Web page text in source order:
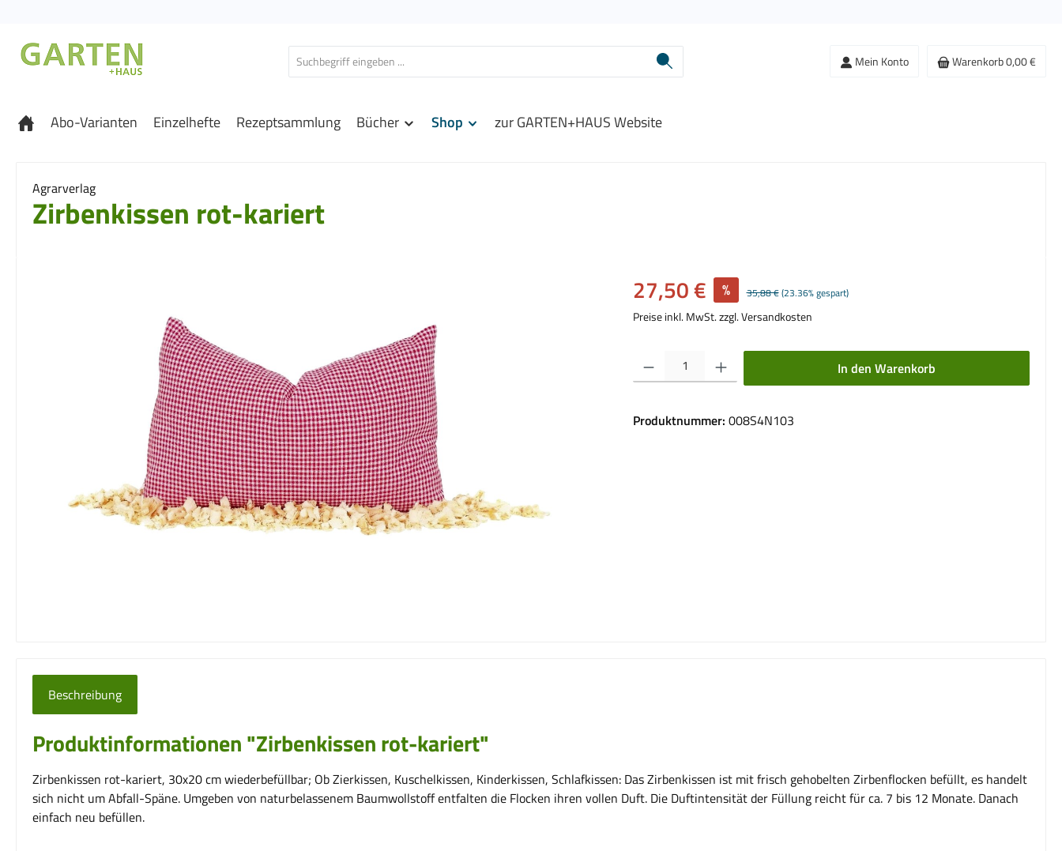
Mein Konto Warenkorb0,00 €
Abo-Varianten Einzelhefte Rezeptsammlung Bücher Shop zur GARTEN+HAUS Website
Agrarverlag
Zirbenkissen rot-kariert
Verkaufspreis:
27,50 € % Regulärer Preis:
35,88 €(23.36% gespart)
Preise inkl. MwSt. zzgl. Versandkosten
Produkt Anzahl: Gib den gewünschten Wert ein oder benutze die Schaltflächen um die
In den Warenkorb
Produktnummer: 008S4N103
Beschreibung
Produktinformationen "Zirbenkissen rot-kariert"
Zirbenkissen rot-kariert, 30x20 cm wiederbefüllbar; Ob Zierkissen, Kuschelkissen, Kinderkissen, Schlafkissen: Das Zirbenkissen ist mit frisch gehobelten Zirbenflocken befüllt, es handelt
sich nicht um Abfall-Späne. Umgeben von naturbelassenem Baumwollstoff entfalten die Flocken ihren vollen Duft. Die Duftintensität der Füllung reicht für ca. 7 bis 12 Monate. Danach
einfach neu befüllen.